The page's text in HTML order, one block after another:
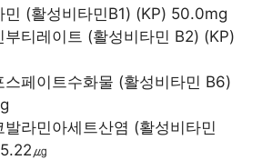
민 (활성비타민B1) (KP) 50.0mg
부티레이트 (활성비타민 B2) (KP)
스페이트수화물 (활성비타민 B6)
발라민아세트산염 (활성비타민
㎍